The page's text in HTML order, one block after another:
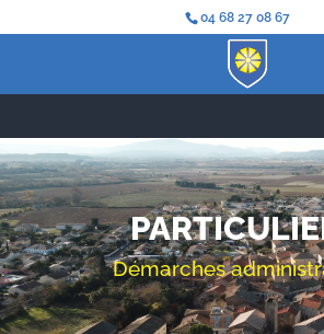
04 68 27 08 67
Démarches